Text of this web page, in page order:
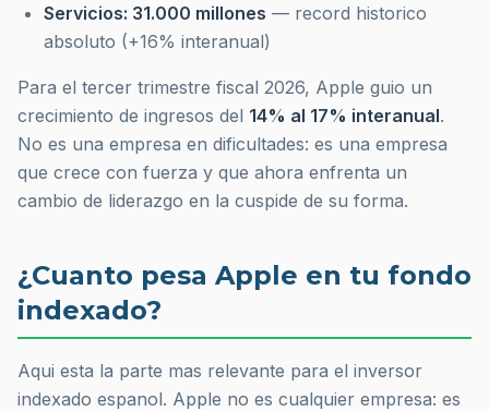
Servicios: 31.000 millones — record historico
absoluto (+16% interanual)
Para el tercer trimestre fiscal 2026, Apple guio un
crecimiento de ingresos del 14% al 17% interanual.
No es una empresa en dificultades: es una empresa
que crece con fuerza y que ahora enfrenta un
cambio de liderazgo en la cuspide de su forma.
¿Cuanto pesa Apple en tu fondo
indexado?
Aqui esta la parte mas relevante para el inversor
indexado espanol. Apple no es cualquier empresa: es